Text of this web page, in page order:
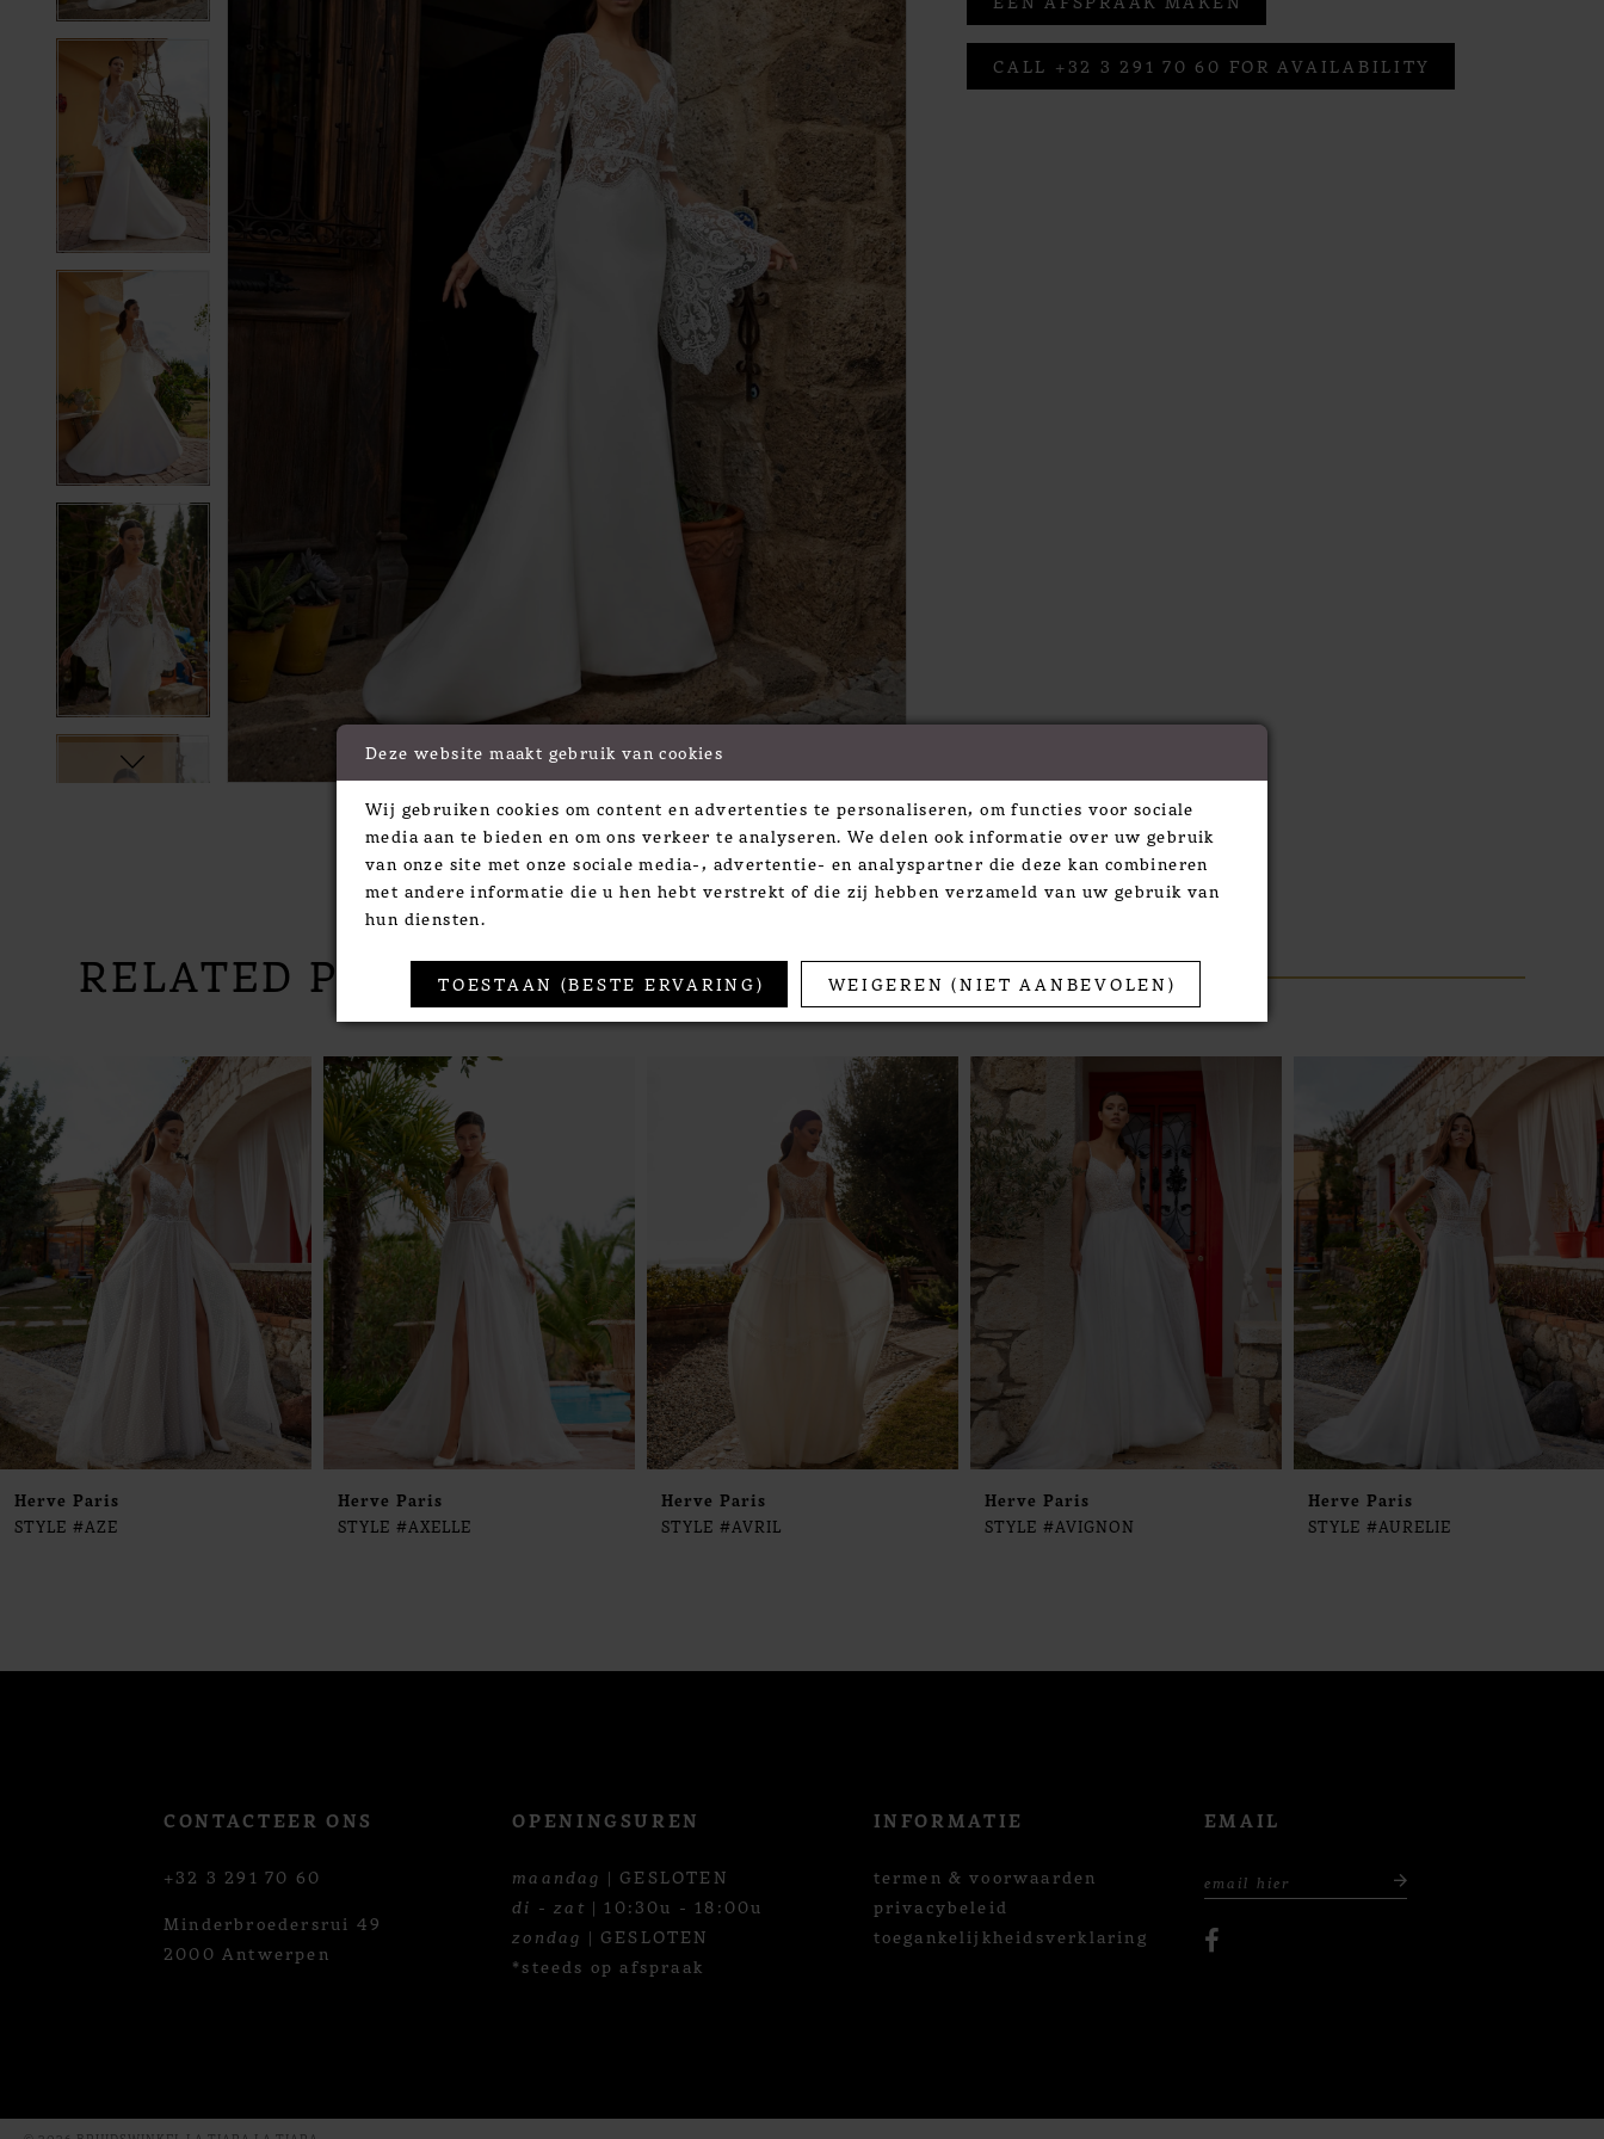
4
Click to zoom
Click to zoom
SHARE:
CALL +32 3 291 70 60 FOR AVAILABILITY
RELATED PRODUCTS
Related
Products
Carousel
Skip
to
end
AUTOPLAY
SLIDE
SLIDE
1
2
4
5
6
9
10
13
Herve Paris
STYLE #AZE
Herve Paris
STYLE #AXELLE
Herve Paris
STYLE #AVRIL
Herve Paris
STYLE #AVIGNON
Herve Paris
STYLE #AURELIE
CONTACTEER ONS
+32 3 291 70 60
Minderbroedersrui 49
2000 Antwerpen
OPENINGSUREN
maandag | GESLOTEN
di - zat | 10:30u - 18:00u
zondag | GESLOTEN
*steeds op afspraak
INFORMATIE
termen & voorwaarden
privacybeleid
toegankelijkheidsverklaring
EMAIL
Deze website maakt gebruik van cookies
Wij gebruiken cookies om content en advertenties te personaliseren, om functies voor sociale
media aan te bieden en om ons verkeer te analyseren. We delen ook informatie over uw gebruik
van onze site met onze sociale media-, advertentie- en analyspartner die deze kan combineren
met andere informatie die u hen hebt verstrekt of die zij hebben verzameld van uw gebruik van
hun diensten.
TOESTAAN (BESTE ERVARING) WEIGEREN (NIET AANBEVOLEN)